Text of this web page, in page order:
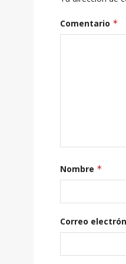
Comentario *
Nombre *
Correo